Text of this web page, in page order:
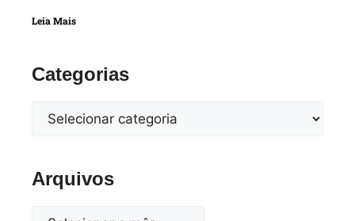
Leia Mais
Categorias
Arquivos